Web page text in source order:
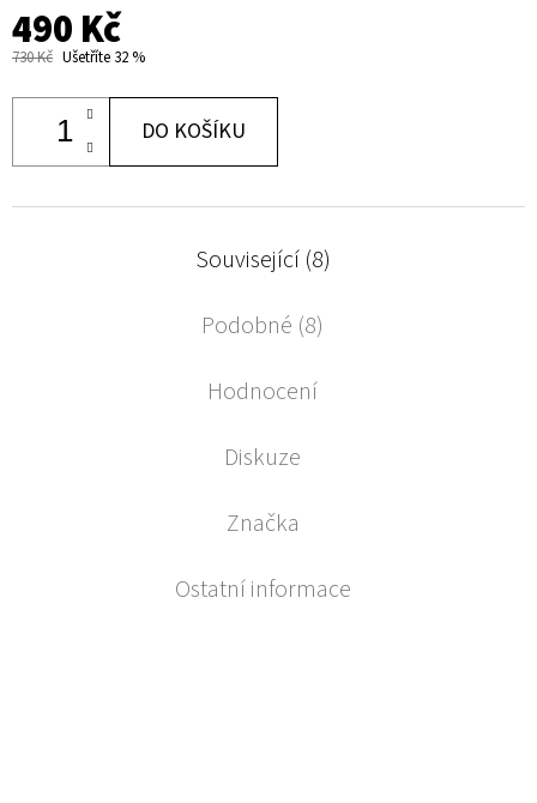
490 Kč
730 Kč Ušetříte 32 %
DO KOŠÍKU
Související (8)
Podobné (8)
Hodnocení
Diskuze
Značka
Ostatní informace